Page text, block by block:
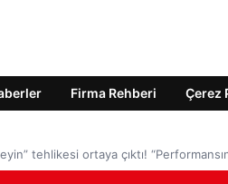
Firma Rehberi Çerez
tehlikesi ortaya çıktı!